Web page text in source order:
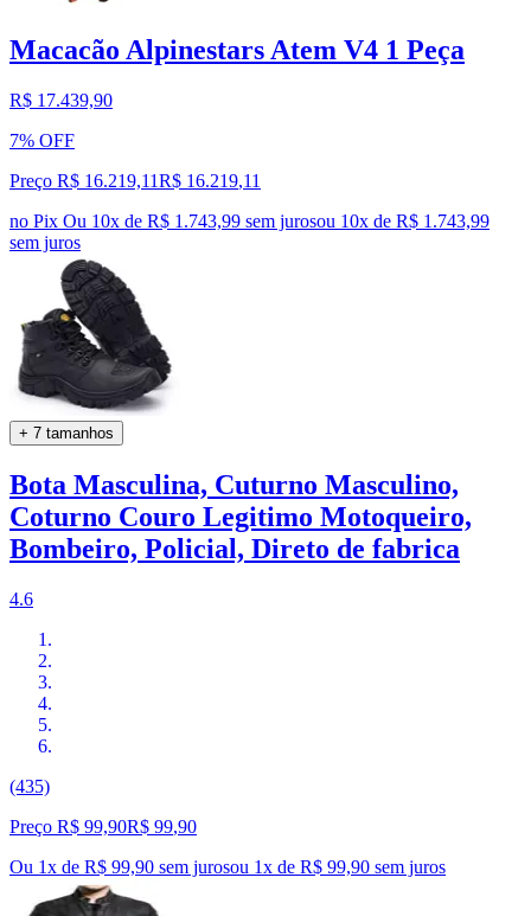
Macacão Alpinestars Atem V4 1 Peça
R$ 17.439,90
7% OFF
Preço R$ 16.219,11R$ 16.219,11
no Pix Ou 10x de R$ 1.743,99 sem jurosou 10x de R$ 1.743,99
sem juros
+ 7 tamanhos
Bota Masculina, Cuturno Masculino,
Coturno Couro Legitimo Motoqueiro,
Bombeiro, Policial, Direto de fabrica
4.6
(435)
Preço R$ 99,90R$ 99,90
Ou 1x de R$ 99,90 sem jurosou 1x de R$ 99,90 sem juros